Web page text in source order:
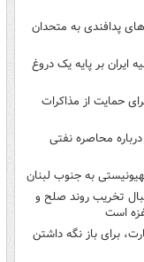
پدافندی به متحدان
ایران بر پایه یک دروغ
حمایت از مذاکرات
محاصره نفتی
به جنوب لبنان
تخریب روند صلح و
است
برای باز نگه داشتن